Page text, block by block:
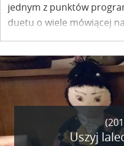
jednym z punktów
duetu o wiele mówiącej
Uszyj